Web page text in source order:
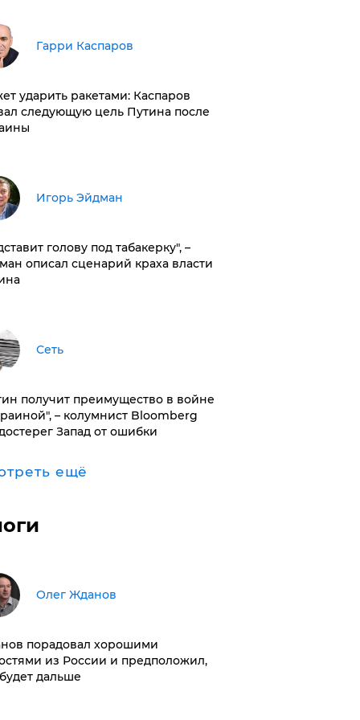
Гарри Каспаров
ударить ракетами: Каспаров
следующую цель Путина после
Игорь Эйдман
голову под табакерку", –
описал сценарий краха власти
Сеть
получит преимущество в войне
– колумнист Bloomberg
Запад от ошибки
ещё
Олег Жданов
порадовал хорошими
из России и предположил,
дальше